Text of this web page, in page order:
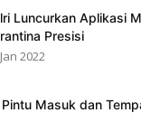
Luncurkan Aplikasi
Presisi
2022
Pintu Masuk dan